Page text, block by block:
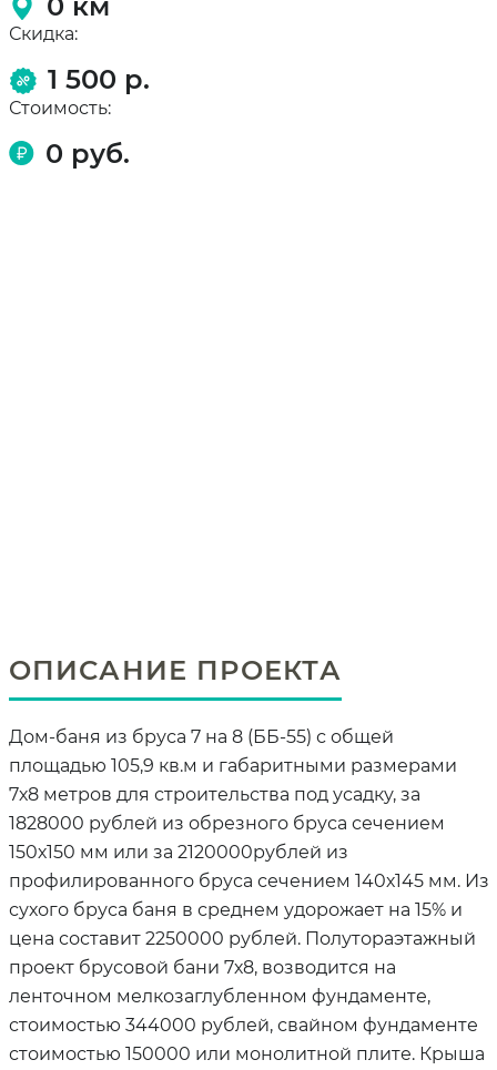
Скидка:
1 500 р.
Стоимость:
0 руб.
ОПИСАНИЕ ПРОЕКТА
Дом-баня из бруса 7 на 8 (ББ-55) с общей
площадью 105,9 кв.м и габаритными размерами
7х8 метров для строительства под усадку, за
1828000 рублей из обрезного бруса сечением
150х150 мм или за 2120000рублей из
профилированного бруса сечением 140х145 мм. Из
сухого бруса баня в среднем удорожает на 15% и
цена составит 2250000 рублей. Полутораэтажный
проект брусовой бани 7х8, возводится на
ленточном мелкозаглубленном фундаменте,
стоимостью 344000 рублей, свайном фундаменте
стоимостью 150000 или монолитной плите. Крыша